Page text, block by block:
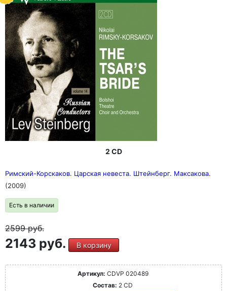
2 CD
Римский-Корскаков. Царская невеста. Штейнберг. Максакова.
(2009)
Есть в наличии
2599руб.
2143 руб. В корзину
Артикул: CDVP 020489
Состав: 2 CD